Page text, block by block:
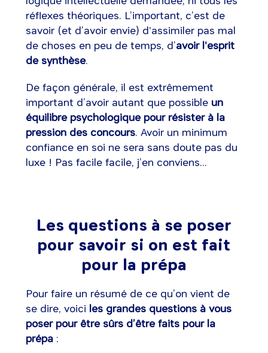
réflexes théoriques. L’important, c’est de
savoir (et d’avoir envie) d'assimiler pas mal
de choses en peu de temps, d’avoir l'esprit
de synthèse.
De façon générale, il est extrêmement
important d’avoir autant que possible un
équilibre psychologique pour résister à la
pression des concours. Avoir un minimum
confiance en soi ne sera sans doute pas du
luxe ! Pas facile facile, j’en conviens...
Les questions à se poser
pour savoir si on est fait
pour la prépa
Pour faire un résumé de ce qu’on vient de
se dire, voici les grandes questions à vous
poser pour être sûrs d’être faits pour la
prépa :